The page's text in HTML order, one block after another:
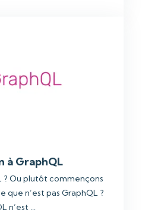
à GraphQL
? Ou plutôt commençons
que n’est pas GraphQL ?
n’est ...